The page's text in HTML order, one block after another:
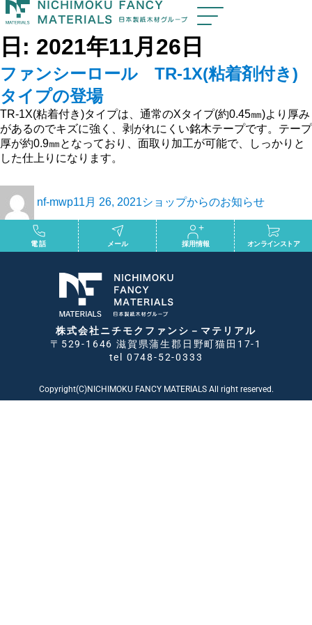
日: 2021年11月26日
ファンシーロール TR-1X(粘着剤付き)
タイプの登場
TR-1X(粘着付き)タイプは、通常のXタイプ(約0.45㎜)より厚み
があるのでキズに強く、剥がれにくい銘木テープです。テープ
厚が約0.9㎜となっており、面取り加工が可能で、しっかりと
した仕上りになります。
nf-mwp11月 26, 2021ショップからのお知らせ
電話 メール 採用情報 オンラインストア
株式会社ニチモクファンシ－マテリアル
〒529-1646 滋賀県蒲生郡日野町猫田17-1
tel 0748-52-0333
Copyright(C)NICHIMOKU FANCY MATERIALS All right reserved.